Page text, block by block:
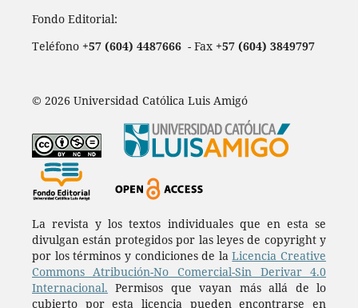
Fondo Editorial:
Teléfono +57 (604) 4487666- Fax +57 (604) 3849797
© 2026 Universidad Católica Luis Amigó
La revista y los textos individuales que en esta se
divulgan están protegidos por las leyes de copyright y
por los términos y condiciones de laLicencia Creative
Commons Atribución-No Comercial-Sin Derivar 4.0
Internacional. Permisos que vayan más allá de lo
cubierto por esta licencia pueden encontrarse en